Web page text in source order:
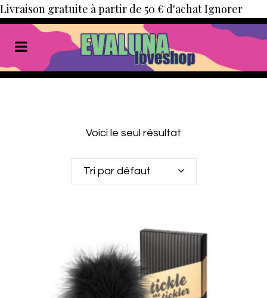
Livraison gratuite à partir de 50 € d'achatIgnorer
Voici le seul résultat
Tri par défaut